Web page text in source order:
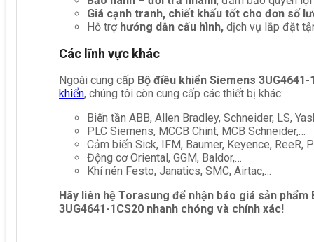
Giá cạnh tranh, chiết khấu tốt cho đơn số
Hỗ trợ hướng dẫn cấu hình, dịch vụ lắp đặt
Các lĩnh vực khác
Ngoài cung cấp Bộ điều khiển Siemens 3UG4641-
khiển, chúng tôi còn cung cấp các thiết bị khác:
Biến tần ABB, Allen Bradley, Schneider, LS,
PLC Siemens, MCCB Chint, MCB Schneider,…
Cảm biến Sick, IFM, Baumer, Keyence, ReeR,
Động cơ Oriental, GGM, Baldor,…
Khí nén Festo, Janatics, SMC, Airtac,…
Hãy liên hệ Torasung để nhận báo giá sản phẩm
3UG4641-1CS20 nhanh chóng và chính xác!